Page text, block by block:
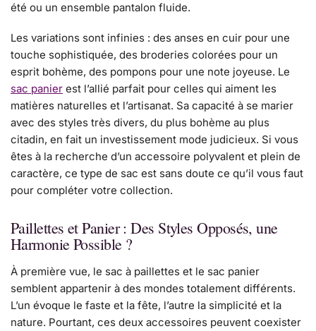
été ou un ensemble pantalon fluide.
Les variations sont infinies : des anses en cuir pour une
touche sophistiquée, des broderies colorées pour un
esprit bohème, des pompons pour une note joyeuse. Le
sac panier est l’allié parfait pour celles qui aiment les
matières naturelles et l’artisanat. Sa capacité à se marier
avec des styles très divers, du plus bohème au plus
citadin, en fait un investissement mode judicieux. Si vous
êtes à la recherche d’un accessoire polyvalent et plein de
caractère, ce type de sac est sans doute ce qu’il vous faut
pour compléter votre collection.
Paillettes et Panier : Des Styles Opposés, une
Harmonie Possible ?
À première vue, le sac à paillettes et le sac panier
semblent appartenir à des mondes totalement différents.
L’un évoque le faste et la fête, l’autre la simplicité et la
nature. Pourtant, ces deux accessoires peuvent coexister